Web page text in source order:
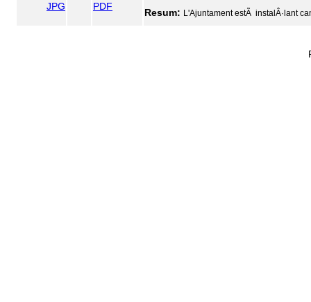
JPG PDF
Resum: L'Ajuntament estÃ instalÂ·lant